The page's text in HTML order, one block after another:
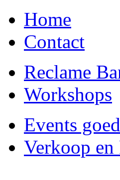
Home
Contact
Reclame
Workshops
Events
Verkoop